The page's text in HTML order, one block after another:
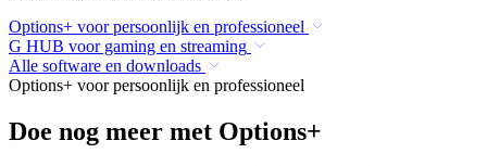
Options+ voor persoonlijk en professioneel
G HUB voor gaming en streaming
Alle software en downloads
Options+ voor persoonlijk en professioneel
Doe nog meer met Options+